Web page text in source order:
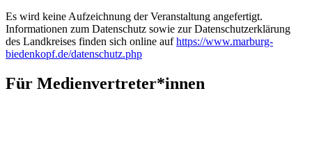
Es wird keine Aufzeichnung der Veranstaltung angefertigt.
Informationen zum Datenschutz sowie zur Datenschutzerklärung
des Landkreises finden sich online aufhttps://www.marburg-
biedenkopf.de/datenschutz.php
Für Medienvertreter*innen